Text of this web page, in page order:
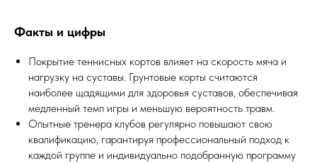
Факты и цифры
Покрытие теннисных кортов влияет на скорость мяча и
нагрузку на суставы. Грунтовые корты считаются
наиболее щадящими для здоровья суставов, обеспечивая
медленный темп игры и меньшую вероятность травм.
Опытные тренера клубов регулярно повышают свою
квалификацию, гарантируя профессиональный подход к
каждой группе и индивидуально подобранную программу